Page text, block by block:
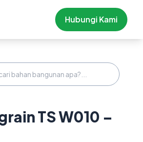
Hubungi Kami
TS W010 –